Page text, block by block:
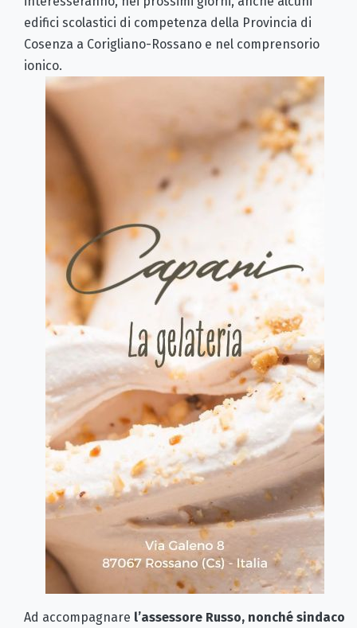
edifici scolastici di competenza della Provincia di
Cosenza a Corigliano-Rossano e nel comprensorio
ionico.
Ad accompagnare l’assessore Russo, nonché sindaco